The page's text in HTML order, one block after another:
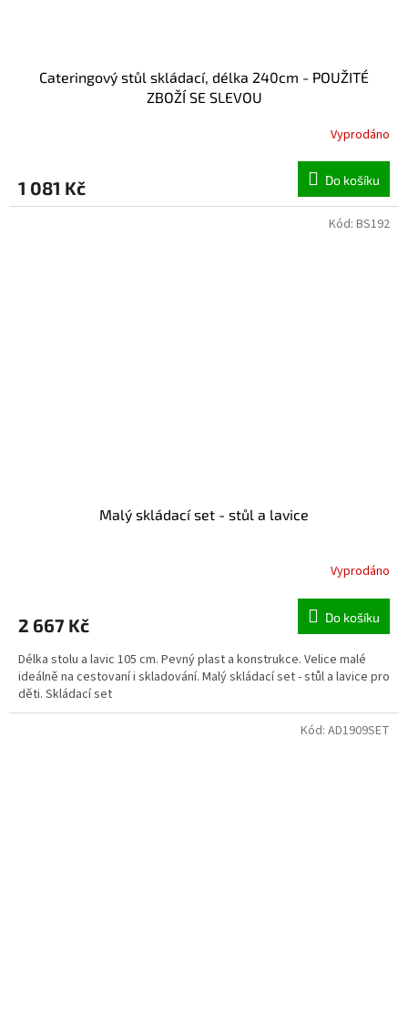
Cateringový stůl skládací, délka 240cm - POUŽITÉ
ZBOŽÍ SE SLEVOU
Vyprodáno
1 081 Kč Do košíku
Malý skládací set - stůl a lavice
Vyprodáno
2 667 Kč Do košíku
Délka stolu a lavic 105 cm. Pevný plast a konstrukce. Velice malé
ideálně na cestovaní i skladování. Malý skládací set - stůl a lavice pro
děti. Skládací set
Kód: BS192
Kód: AD1909SET